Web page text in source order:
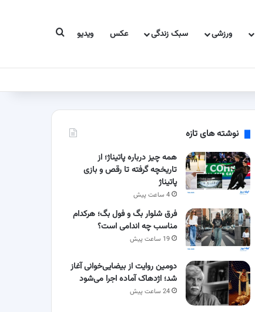
ورزشی سبک زندگی عکس ویدیو جستجو برای
نوشته های تازه
همه چیز درباره پاتیناژ؛ از
تاریخچه گرفته تا رقص و بازی
پاتیناژ
4 ساعت پیش
فرق شلوار بگ و فول بگ؛ هرکدام
مناسب چه اندامی است؟
19 ساعت پیش
دومین روایت از بیضایی‌خوانی آغاز
شد؛ اژدهاک آماده اجرا می‌شود
24 ساعت پیش